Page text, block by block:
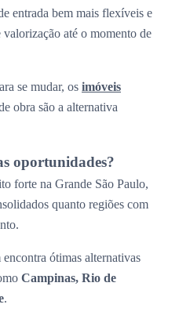
entrada bem mais flexíveis e
até o momento de
se mudar, os imóveis
obra são a alternativa
oportunidades?
forte na Grande São Paulo,
quanto regiões com
ótimas alternativas
Campinas, Rio de
.